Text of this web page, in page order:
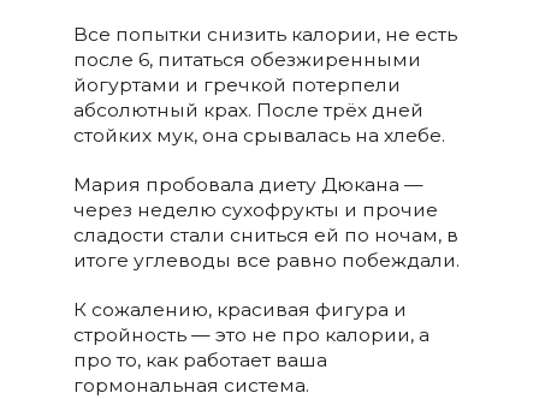
Все попытки снизить калории, не есть
после 6, питаться обезжиренными
йогуртами и гречкой потерпели
абсолютный крах. После трёх дней
стойких мук, она срывалась на хлебе.
Мария пробовала диету Дюкана —
через неделю сухофрукты и прочие
сладости стали сниться ей по ночам, в
итоге углеводы все равно побеждали.
К сожалению, красивая фигура и
стройность — это не про калории, а
про то, как работает ваша
гормональная система.